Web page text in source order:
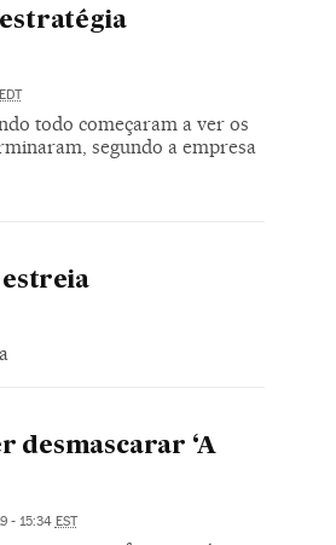
EDT
todo começaram a ver os
segundo a empresa
estreia
desmascarar ‘A
- 15:34 EST